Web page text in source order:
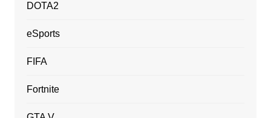
DOTA2
eSports
FIFA
Fortnite